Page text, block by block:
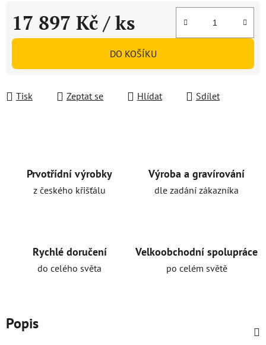
17 897 Kč / ks
Měrná cena:
DO KOŠÍKU
Tisk Zeptat se Hlídat Sdílet
Prvotřídní výrobky
z českého křišťálu
Výroba a gravírování
dle zadání zákazníka
Rychlé doručení
do celého světa
Velkoobchodní spolupráce
po celém světě
Popis